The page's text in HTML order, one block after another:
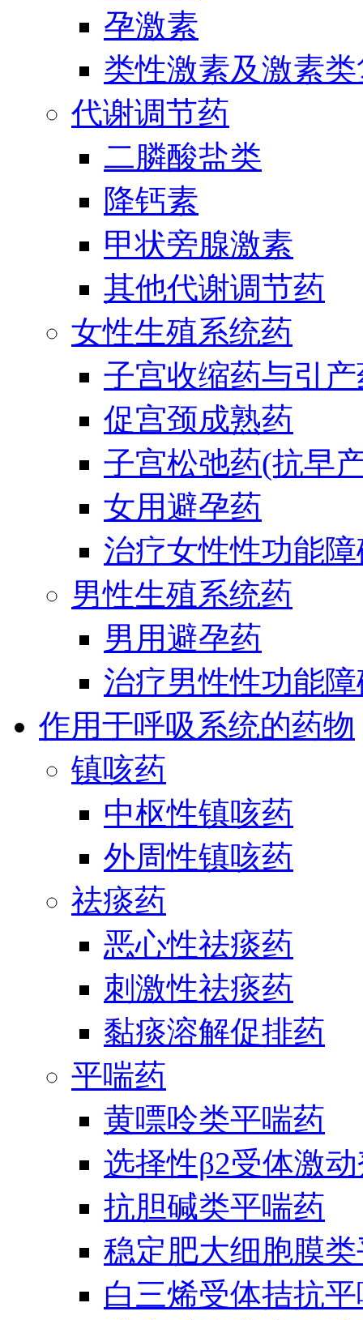
孕激素
类性激素及激素
代谢调节药
二膦酸盐类
降钙素
甲状旁腺激素
其他代谢调节药
女性生殖系统药
子宫收缩药与引
促宫颈成熟药
子宫松弛药(抗早
女用避孕药
治疗女性性功能
男性生殖系统药
男用避孕药
治疗男性性功能
作用于呼吸系统的药物
镇咳药
中枢性镇咳药
外周性镇咳药
祛痰药
恶心性祛痰药
刺激性祛痰药
黏痰溶解促排药
平喘药
黄嘌呤类平喘药
选择性β2受体激
抗胆碱类平喘药
稳定肥大细胞膜
白三烯受体拮抗